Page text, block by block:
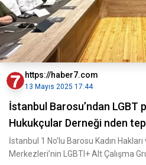
https://haber7.com
13 Mayıs 2025 17:44
İstanbul Barosu’ndan LGBT
Hukukçular Derneği nden
İstanbul 1 No’lu Barosu Kadın
Merkezleri’nin LGBTI+ Alt Çalışma